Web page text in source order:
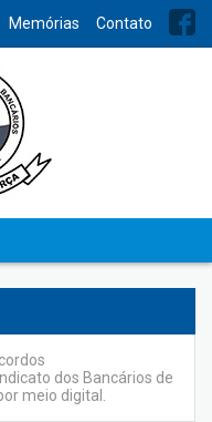
Memórias Contato
e Região disponibiliza o
financeiras da
dos Bancários de
meio digital.